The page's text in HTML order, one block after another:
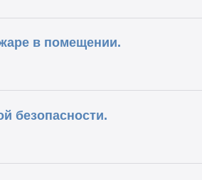
в помещении.
безопасности.